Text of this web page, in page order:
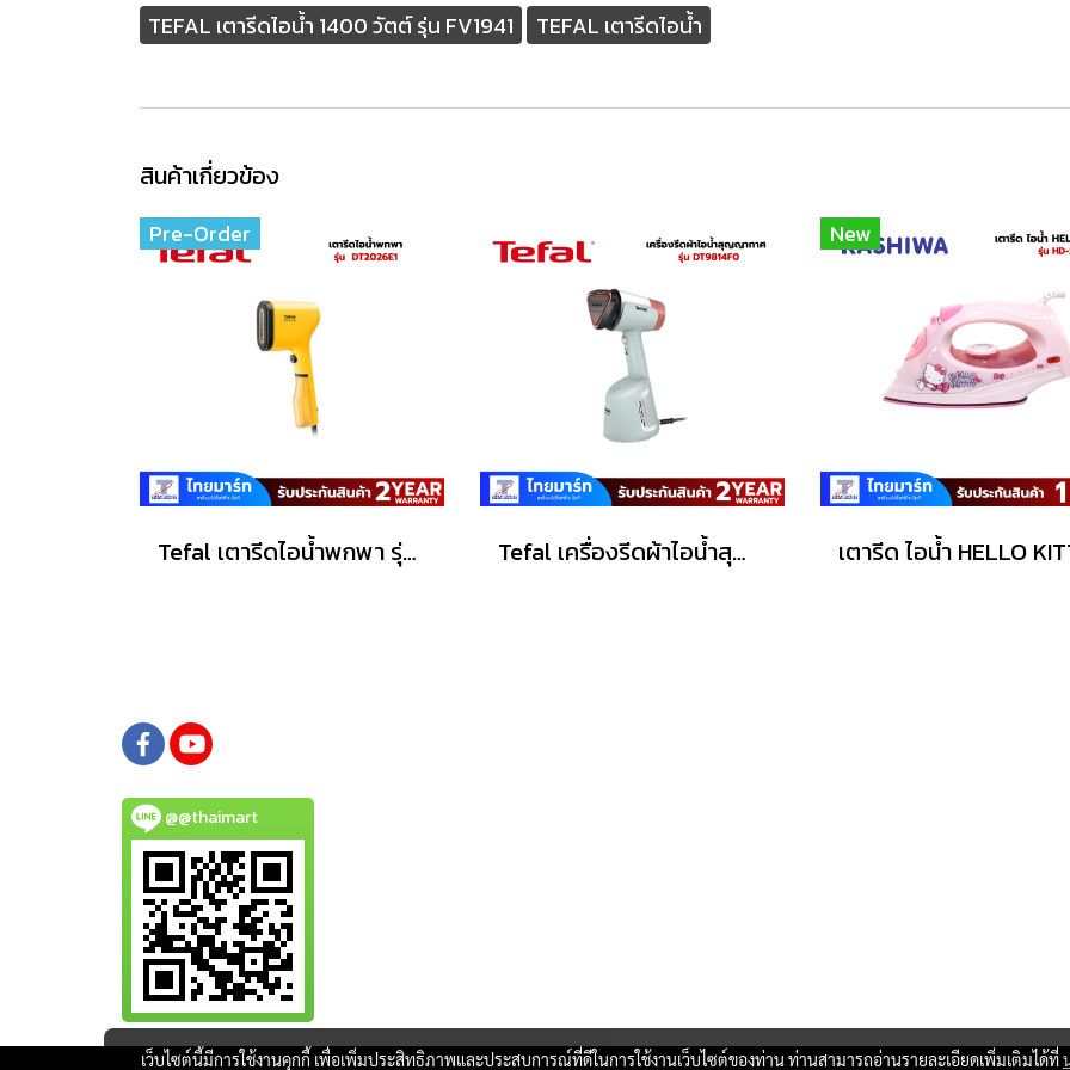
TEFAL เตารีดไอน้ำ 1400 วัตต์ รุ่น FV1941 TEFAL เตารีดไอน้ำ
สินค้าเกี่ยวข้อง
Pre-Order
Tefal เตารีดไอน้ำพกพา รุ่น DT2026E1 สีเหลือง Tefal เครื่องรีดผ้าไอน้ำสุญญากาศ1400W สีEucalyptus รุ่นDT9814F0
New
@@thaimart
เว็บไซต์นี้มีการใช้งานคุกกี้ เพื่อเพิ่มประสิทธิภาพและประสบการณ์ที่ดีในการใช้งานเว็บไซต์ของท่าน ท่านสามารถอ่านรายละเอียดเพิ่มเติมได้ที่